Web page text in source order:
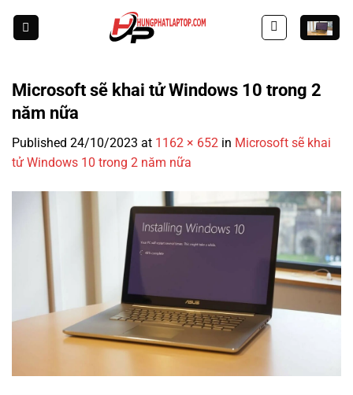
Microsoft sẽ khai tử Windows 10 trong 2
năm nữa
Published 24/10/2023 at 1162 × 652 in Microsoft sẽ khai
tử Windows 10 trong 2 năm nữa